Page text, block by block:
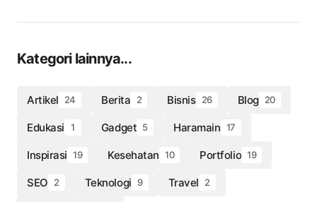
Kategori lainnya...
Artikel 24 Berita 2 Bisnis 26 Blog 20
Edukasi 1 Gadget 5 Haramain 17
Inspirasi 19 Kesehatan 10 Portfolio 19
SEO 2 Teknologi 9 Travel 2